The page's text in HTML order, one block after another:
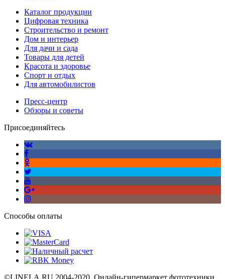
Каталог продукции
Цифровая техника
Строительство и ремонт
Дом и интерьер
Для дачи и сада
Товары для детей
Красота и здоровье
Спорт и отдых
Для автомобилистов
Пресс-центр
Обзоры и советы
Присоединяйтесь
Способы оплаты